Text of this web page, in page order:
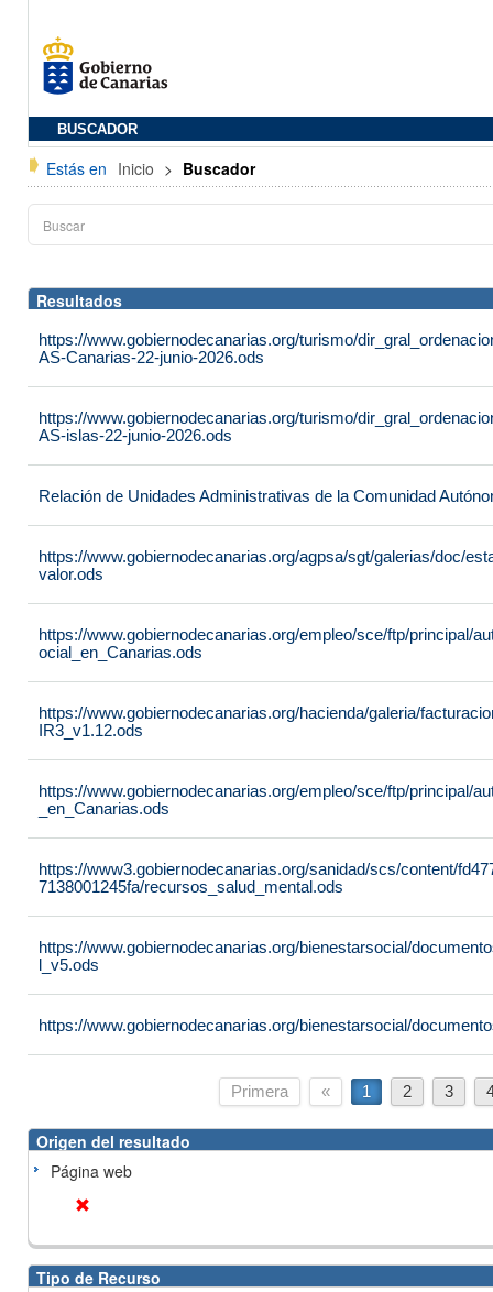
BUSCADOR
Estás en Inicio > Buscador
Resultados
https://www.gobiernodecanarias.org/turismo/
AS-Canarias-22-junio-2026.ods
https://www.gobiernodecanarias.org/turismo/
AS-islas-22-junio-2026.ods
Relación de Unidades Administrativas de la Comunidad
https://www.gobiernodecanarias.org/agpsa/sgt/galerias/doc/
valor.ods
https://www.gobiernodecanarias.org/empleo/sce/ftp/principal/
ocial_en_Canarias.ods
https://www.gobiernodecanarias.org/hacienda/galeria/
IR3_v1.12.ods
https://www.gobiernodecanarias.org/empleo/sce/ftp/principal/
_en_Canarias.ods
https://www3.gobiernodecanarias.org/sanidad/scs/content/
7138001245fa/recursos_salud_mental.ods
https://www.gobiernodecanarias.org/bienestarsocial/
l_v5.ods
https://www.gobiernodecanarias.org/bienestarsocial/
Primera « 1 2 3
Origen del resultado
Página web
Tipo de Recurso